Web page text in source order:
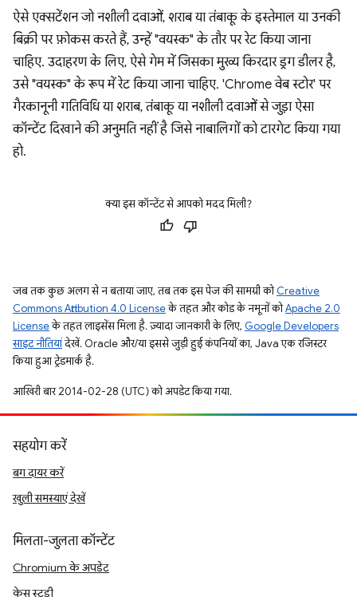
ऐसे एक्सटेंशन जो नशीली दवाओं, शराब या तंबाकू के इस्तेमाल या उनकी
बिक्री पर फ़ोकस करते हैं, उन्हें "वयस्क" के तौर पर रेट किया जाना
चाहिए. उदाहरण के लिए, ऐसे गेम में जिसका मुख्य किरदार ड्रग डीलर है,
उसे "वयस्क" के रूप में रेट किया जाना चाहिए. 'Chrome वेब स्टोर' पर
गैरकानूनी गतिविधि या शराब, तंबाकू या नशीली दवाओं से जुड़ा ऐसा
कॉन्टेंट दिखाने की अनुमति नहीं है जिसे नाबालिगों को टारगेट किया गया
हो.
क्या इस कॉन्टेंट से आपको मदद मिली?
जब तक कुछ अलग से न बताया जाए, तब तक इस पेज की सामग्री कोCreative
Commons Attribution 4.0 Licenseके तहत और कोड के नमूनों कोApache 2.0
Licenseके तहत लाइसेंस मिला है. ज़्यादा जानकारी के लिए, Google Developers
साइट नीतियांदेखें. Oracle और/या इससे जुड़ी हुई कंपनियों का, Java एक रजिस्टर
किया हुआ ट्रेडमार्क है.
आखिरी बार 2014-02-28 (UTC) को अपडेट किया गया.
सहयोग करें
बग दायर करें
खुली समस्याएं देखें
मिलता-जुलता कॉन्टेंट
Chromium के अपडेट
केस स्टडी